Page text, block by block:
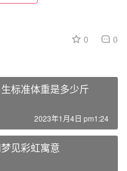
0 0
标准体重是多少斤
2023年1月4日 pm1:24
见彩虹寓意